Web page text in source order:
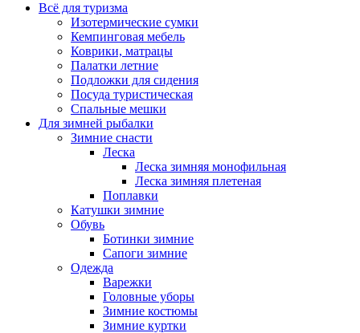
Всё для туризма
Изотермические сумки
Кемпинговая мебель
Коврики, матрацы
Палатки летние
Подложки для сидения
Посуда туристическая
Спальные мешки
Для зимней рыбалки
Зимние снасти
Леска
Леска зимняя монофильная
Леска зимняя плетеная
Поплавки
Катушки зимние
Обувь
Ботинки зимние
Сапоги зимние
Одежда
Варежки
Головные уборы
Зимние костюмы
Зимние куртки